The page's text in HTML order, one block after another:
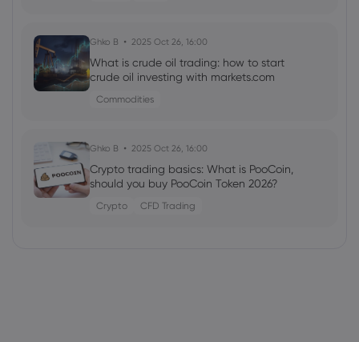
Ghko B 2025 Oct 26, 16:00
What is crude oil trading: how to start
crude oil investing with markets.com
Commodities
Ghko B 2025 Oct 26, 16:00
Crypto trading basics: What is PooCoin,
should you buy PooCoin Token 2026?
Crypto CFD Trading